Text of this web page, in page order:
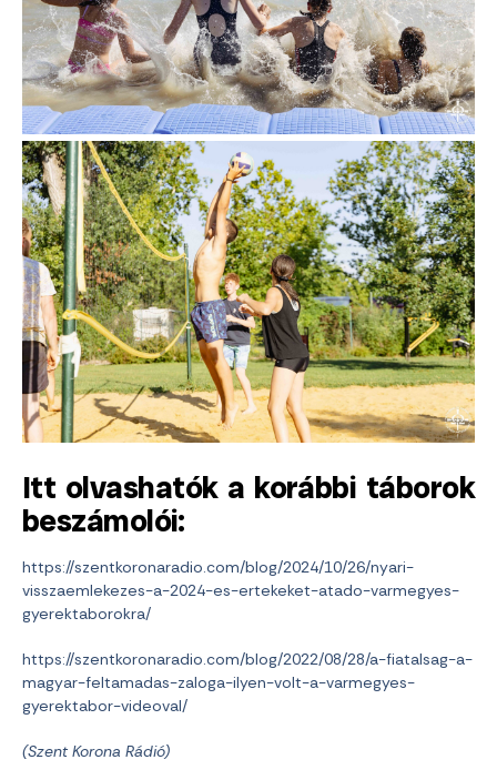
Itt olvashatók a korábbi táborok
beszámolói:
https://szentkoronaradio.com/blog/2024/10/26/nyari-
visszaemlekezes-a-2024-es-ertekeket-atado-varmegyes-
gyerektaborokra/
https://szentkoronaradio.com/blog/2022/08/28/a-fiatalsag-a-
magyar-feltamadas-zaloga-ilyen-volt-a-varmegyes-
gyerektabor-videoval/
(Szent Korona Rádió)